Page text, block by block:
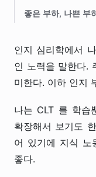
좋은 부하, 나쁜 부
인지 심리학에서
인 노력을 말한다.
미한다. 이하 인지
나는 CLT 를 학습
확장해서 보기도
어 있기에 지식 노
좋다.